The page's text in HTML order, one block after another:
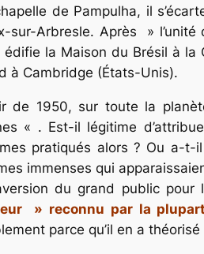
de Pampulha, il
sur-Arbresle. Après »
édifie la Maison du Brésil à la
à Cambridge (États-Unis).
de 1950, sur toute la
« . Est-il légitime
pratiqués alors ? Ou a-
immenses qui
du grand public
» reconnu par la
parce qu’il en a